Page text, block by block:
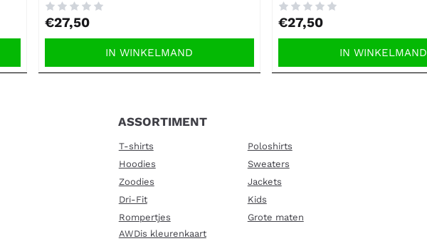
Prijs: 27,50
€27,50
IN WINKELMAND
Prijs: 27,50
€27,50
IN WINKELMAND
ASSORTIMENT
T-shirts
Poloshirts
Hoodies
Sweaters
Zoodies
Jackets
Dri-Fit
Kids
Rompertjes
Grote maten
AWDis kleurenkaart